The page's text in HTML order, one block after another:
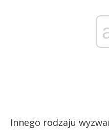
Innego rodzaju